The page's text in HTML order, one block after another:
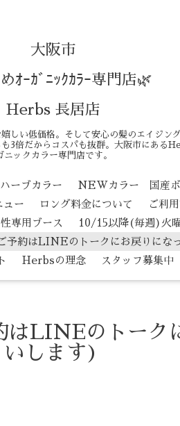
大阪市
ｵｰｶﾞﾆｯｸｶﾗｰ専門店🌿
Herbs 長居店
しい低価格。そして安心の髪のエイジン
3倍だからコスパも抜群。大阪市にある
ニックカラー専門店です。
ーブカラー NEWカラー 国産ボ
ュー ロング料金について ご利
専用ブース 10/15以降(毎週)火
約はLINEのトークにお戻りにな
Herbsの理念 スタッフ募集中
LINEのトーク
いします)